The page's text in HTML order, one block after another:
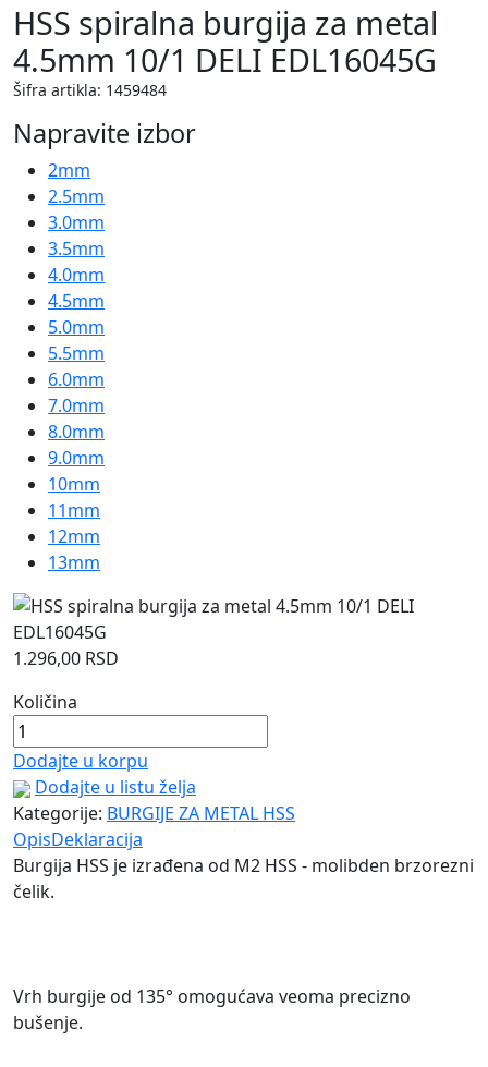
HSS spiralna burgija za metal
4.5mm 10/1 DELI EDL16045G
Šifra artikla: 1459484
Napravite izbor
2mm
2.5mm
3.0mm
3.5mm
4.0mm
4.5mm
5.0mm
5.5mm
6.0mm
7.0mm
8.0mm
9.0mm
10mm
11mm
12mm
13mm
1.296,00 RSD
Količina
Dodajte u korpu
Dodajte u listu želja
Kategorije: BURGIJE ZA METAL HSS
OpisDeklaracija
Burgija HSS je izrađena od M2 HSS - molibden brzorezni
čelik.
Vrh burgije od 135° omogućava veoma precizno
bušenje.